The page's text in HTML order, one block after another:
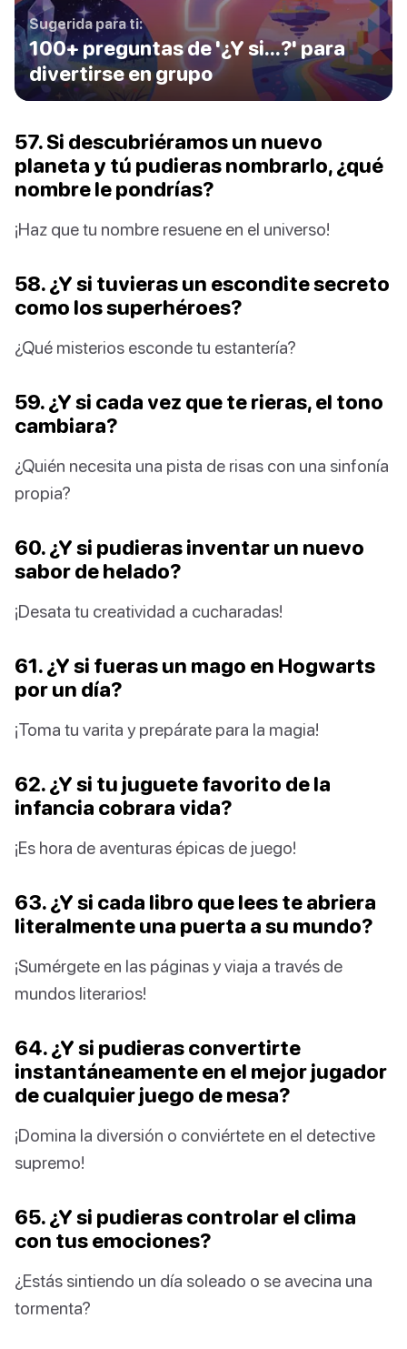
Sugerida para ti:
100+ preguntas de '¿Y si...?' para
divertirse en grupo
57. Si descubriéramos un nuevo
planeta y tú pudieras nombrarlo, ¿qué
nombre le pondrías?
¡Haz que tu nombre resuene en el universo!
58. ¿Y si tuvieras un escondite secreto
como los superhéroes?
¿Qué misterios esconde tu estantería?
59. ¿Y si cada vez que te rieras, el tono
cambiara?
¿Quién necesita una pista de risas con una sinfonía
propia?
60. ¿Y si pudieras inventar un nuevo
sabor de helado?
¡Desata tu creatividad a cucharadas!
61. ¿Y si fueras un mago en Hogwarts
por un día?
¡Toma tu varita y prepárate para la magia!
62. ¿Y si tu juguete favorito de la
infancia cobrara vida?
¡Es hora de aventuras épicas de juego!
63. ¿Y si cada libro que lees te abriera
literalmente una puerta a su mundo?
¡Sumérgete en las páginas y viaja a través de
mundos literarios!
64. ¿Y si pudieras convertirte
instantáneamente en el mejor jugador
de cualquier juego de mesa?
¡Domina la diversión o conviértete en el detective
supremo!
65. ¿Y si pudieras controlar el clima
con tus emociones?
¿Estás sintiendo un día soleado o se avecina una
tormenta?